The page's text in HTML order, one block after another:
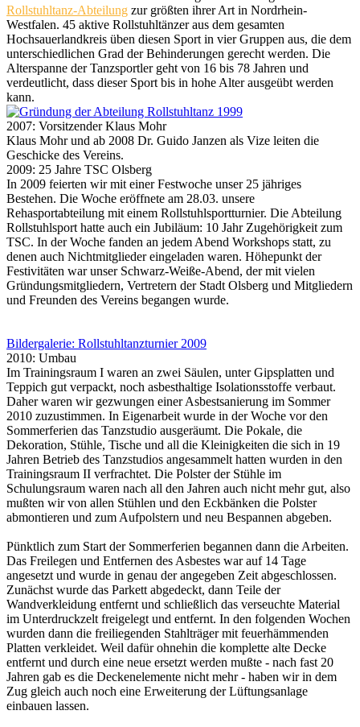
Rollstuhltanz-Abteilung zur größten ihrer Art in Nordrhein-
Westfalen. 45 aktive Rollstuhltänzer aus dem gesamten
Hochsauerlandkreis üben diesen Sport in vier Gruppen aus, die dem
unterschiedlichen Grad der Behinderungen gerecht werden. Die
Alterspanne der Tanzsportler geht von 16 bis 78 Jahren und
verdeutlicht, dass dieser Sport bis in hohe Alter ausgeübt werden
kann.
2007: Vorsitzender Klaus Mohr
Klaus Mohr und ab 2008 Dr. Guido Janzen als Vize leiten die
Geschicke des Vereins.
2009: 25 Jahre TSC Olsberg
In 2009 feierten wir mit einer Festwoche unser 25 jähriges
Bestehen. Die Woche eröffnete am 28.03. unsere
Rehasportabteilung mit einem Rollstuhlsportturnier. Die Abteilung
Rollstuhlsport hatte auch ein Jubiläum: 10 Jahr Zugehörigkeit zum
TSC. In der Woche fanden an jedem Abend Workshops statt, zu
denen auch Nichtmitglieder eingeladen waren. Höhepunkt der
Festivitäten war unser Schwarz-Weiße-Abend, der mit vielen
Gründungsmitgliedern, Vertretern der Stadt Olsberg und Mitgliedern
und Freunden des Vereins begangen wurde.
Bildergalerie: Rollstuhltanzturnier 2009
2010: Umbau
Im Trainingsraum I waren an zwei Säulen, unter Gipsplatten und
Teppich gut verpackt, noch asbesthaltige Isolationsstoffe verbaut.
Daher waren wir gezwungen einer Asbestsanierung im Sommer
2010 zuzustimmen. In Eigenarbeit wurde in der Woche vor den
Sommerferien das Tanzstudio ausgeräumt. Die Pokale, die
Dekoration, Stühle, Tische und all die Kleinigkeiten die sich in 19
Jahren Betrieb des Tanzstudios angesammelt hatten wurden in den
Trainingsraum II verfrachtet. Die Polster der Stühle im
Schulungsraum waren nach all den Jahren auch nicht mehr gut, also
mußten wir von allen Stühlen und den Eckbänken die Polster
abmontieren und zum Aufpolstern und neu Bespannen abgeben.
Pünktlich zum Start der Sommerferien begannen dann die Arbeiten.
Das Freilegen und Entfernen des Asbestes war auf 14 Tage
angesetzt und wurde in genau der angegeben Zeit abgeschlossen.
Zunächst wurde das Parkett abgedeckt, dann Teile der
Wandverkleidung entfernt und schließlich das verseuchte Material
im Unterdruckzelt freigelegt und entfernt. In den folgenden Wochen
wurden dann die freiliegenden Stahlträger mit feuerhämmenden
Platten verkleidet. Weil dafür ohnehin die komplette alte Decke
entfernt und durch eine neue ersetzt werden mußte - nach fast 20
Jahren gab es die Deckenelemente nicht mehr - haben wir in dem
Zug gleich auch noch eine Erweiterung der Lüftungsanlage
einbauen lassen.